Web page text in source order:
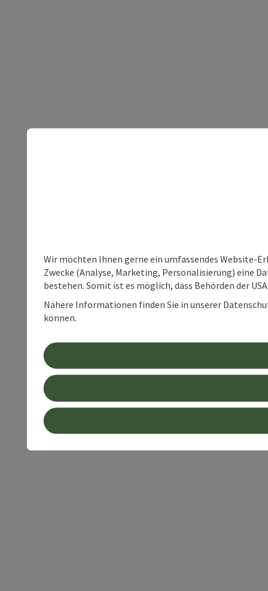
Wir möchten Ihnen gerne ein umfassendes Website-
Zwecke (Analyse, Marketing, Personalisierung) eine
bestehen. Somit ist es möglich, dass Behörden der
Nähere Informationen finden Sie in unserer
können.